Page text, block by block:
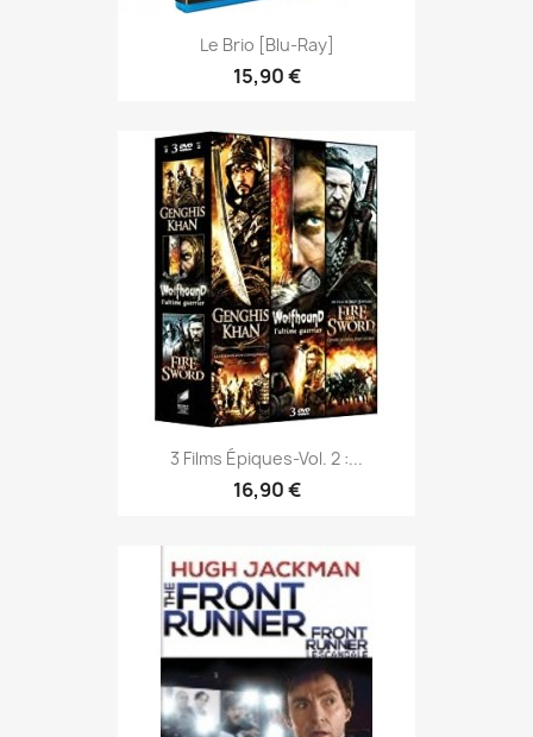
Le Brio [Blu-Ray]
15,90 €
3 Films Épiques-Vol. 2 :...
16,90 €